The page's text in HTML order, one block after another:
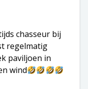
chasseur bij
regelmatig
paviljoen in
wind